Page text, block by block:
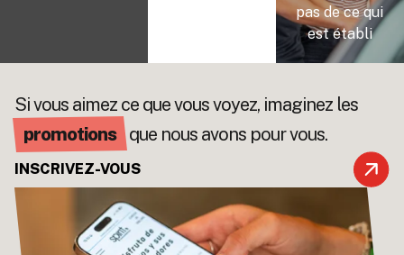
pas de ce qui
est établi
Si vous aimez ce que vous voyez, imaginez les
promotions que nous avons pour vous.
INSCRIVEZ-VOUS